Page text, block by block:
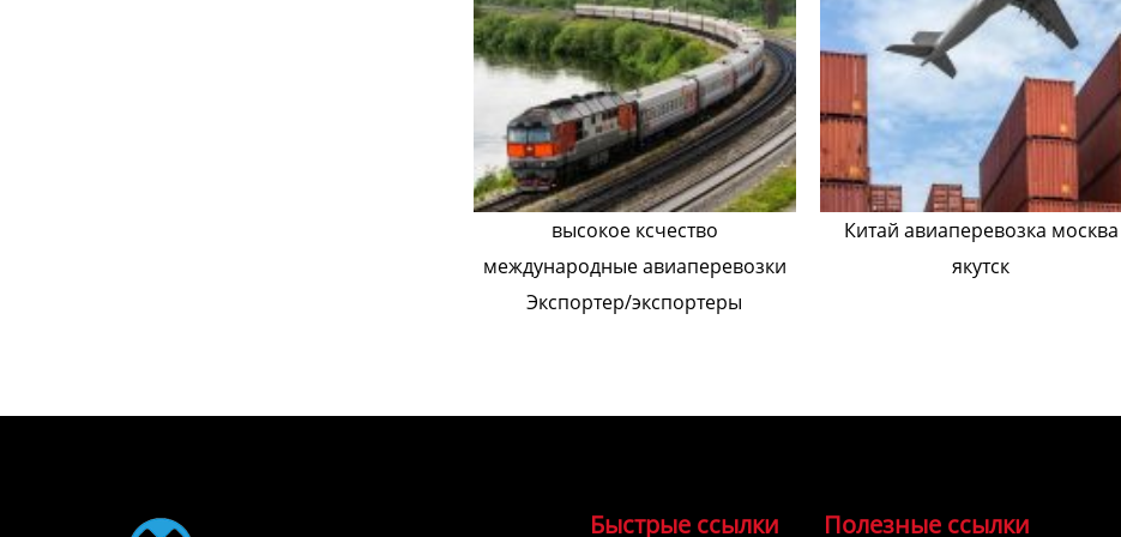
высокое ксчество
международные авиаперевозки
Экспортер/экспортеры
Китай авиаперевозка москва
якутск
Быстрые ссылки Полезные ссылки